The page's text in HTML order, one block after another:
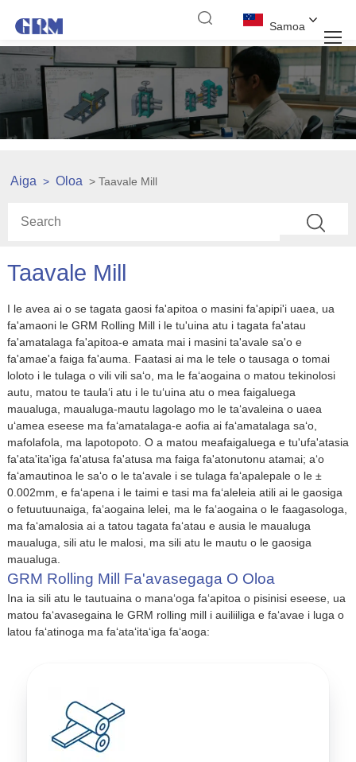
Samoa
Aiga > Oloa > Taavale Mill
Taavale Mill
I le avea ai o se tagata gaosi fa'apitoa o masini fa'apipi'i uaea, ua
fa'amaoni le GRM Rolling Mill i le tu'uina atu i tagata fa'atau
fa'amatalaga fa'apitoa-e amata mai i masini ta'avale sa'o e
fa'amae'a faiga fa'auma. Faatasi ai ma le tele o tausaga o tomai
loloto i le tulaga o vili vili saʻo, ma le faʻaogaina o matou tekinolosi
autu, matou te taulaʻi atu i le tuʻuina atu o mea faigaluega
maualuga, maualuga-mautu lagolago mo le taʻavaleina o uaea
uʻamea eseese ma faʻamatalaga-e aofia ai faʻamatalaga saʻo,
mafolafola, ma lapotopoto. O a matou meafaigaluega e tu'ufa'atasia
fa'ata'ita'iga fa'atusa fa'atusa ma faiga fa'atonutonu atamai; aʻo
faʻamautinoa le saʻo o le taʻavale i se tulaga faʻapalepale o le ±
0.002mm, e faʻapena i le taimi e tasi ma faʻaleleia atili ai le gaosiga
o fetuutuunaiga, faʻaogaina lelei, ma le faʻaogaina o le faagasologa,
ma faʻamalosia ai a tatou tagata faʻatau e ausia le maualuga
maualuga, sili atu le malosi, ma sili atu le mautu o le gaosiga
maualuga.
GRM Rolling Mill Fa'avasegaga O Oloa
Ina ia sili atu le tautuaina o manaʻoga faʻapitoa o pisinisi eseese, ua
matou faʻavasegaina le GRM rolling mill i auiliiliga e faʻavae i luga o
latou faʻatinoga ma faʻataʻitaʻiga faʻaoga: